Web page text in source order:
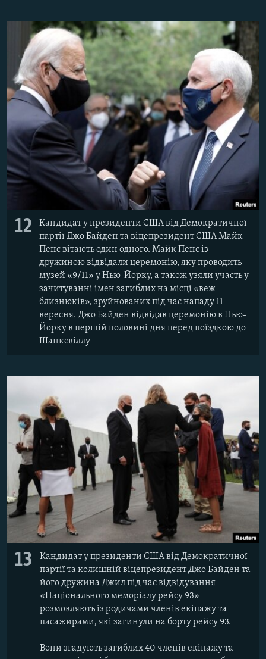
12
Кандидат у президенти США від Демократичної
партії Джо Байден та віцепрезидент США Майк
Пенс вітають один одного. Майк Пенс із
дружиною відвідали церемонію, яку проводить
музей «9/11» у Нью-Йорку, а також узяли участь у
зачитуванні імен загиблих на місці «веж-
близнюків», зруйнованих під час нападу 11
вересня. Джо Байден відвідав церемонію в Нью-
Йорку в першій половині дня перед поїздкою до
Шанксвіллу
13
Кандидат у президенти США від Демократичної
партії та колишній віцепрезидент Джо Байден та
його дружина Джил під час відвідування
«Національного меморіалу рейсу 93»
розмовляють із родичами членів екіпажу та
пасажирами, які загинули на борту рейсу 93.
Вони згадують загиблих 40 членів екіпажу та